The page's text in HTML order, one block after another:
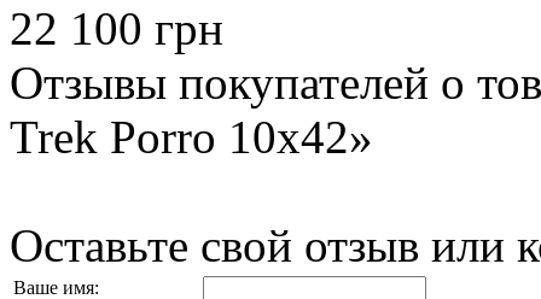
22 100 грн
Отзывы покупателей о
Trek Porro 10x42»
Оставьте свой отзыв или
Ваше имя: